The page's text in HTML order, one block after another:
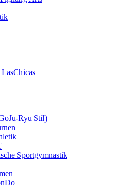
LasChicas
Ryu Stil)
Sportgymnastik